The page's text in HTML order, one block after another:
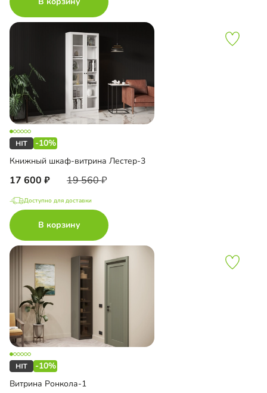
-10%
Книжный шкаф-витрина Лестер-3
17 600 19 560
Доступно для доставки
В корзину
-10%
Витрина Ронкола-1